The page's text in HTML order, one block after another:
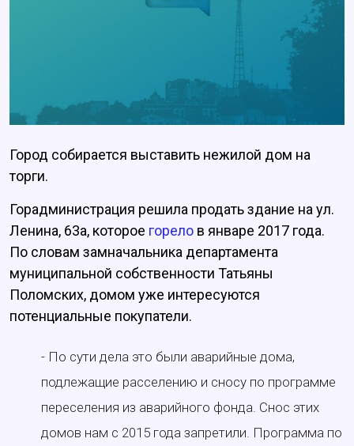
Город собирается выставить нежилой дом на
торги.
Горадминистрация решила продать здание на ул.
Ленина, 63а, которое горело в январе 2017 года.
По словам замначальника департамента
муниципальной собственности Татьяны
Поломских, домом уже интересуются
потенциальные покупатели.
- По сути дела это были аварийные дома,
подлежащие расселению и сносу по программе
переселения из аварийного фонда. Снос этих
домов нам с 2015 года запретили. Программа по